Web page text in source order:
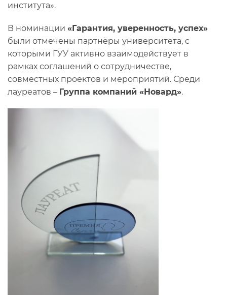
института».
В номинации «Гарантия, уверенность, успех»
были отмечены партнёры университета, с
которыми ГУУ активно взаимодействует в
рамках соглашений о сотрудничестве,
совместных проектов и мероприятий. Среди
лауреатов – Группа компаний «Новард».